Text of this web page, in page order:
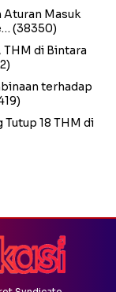
Aturan Masuk
(38350)
di Bintara
terhadap
18 THM di